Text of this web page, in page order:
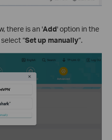
there is an 'Add' option in the
“Set up manually”.